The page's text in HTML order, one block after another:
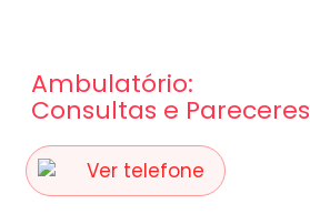
Ambulatório:
Consultas e Pareceres
Ver telefone